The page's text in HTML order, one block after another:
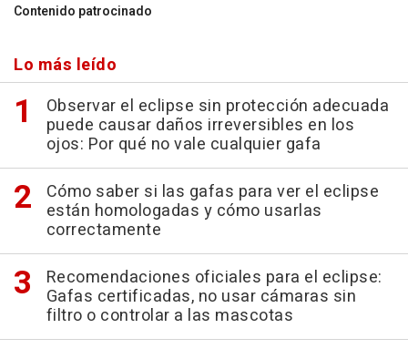
Contenido patrocinado
Lo más leído
Observar el eclipse sin protección adecuada
puede causar daños irreversibles en los
ojos: Por qué no vale cualquier gafa
Cómo saber si las gafas para ver el eclipse
están homologadas y cómo usarlas
correctamente
Recomendaciones oficiales para el eclipse:
Gafas certificadas, no usar cámaras sin
filtro o controlar a las mascotas